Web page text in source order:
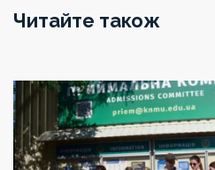
Читайте також